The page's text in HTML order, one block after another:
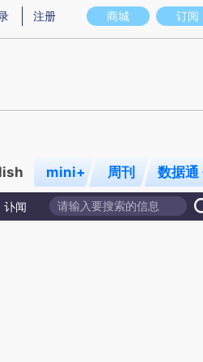
意图存在偏差。不代表财新观点和立场。
商城 订阅
注册
mini+ 周刊 数据通
讣闻